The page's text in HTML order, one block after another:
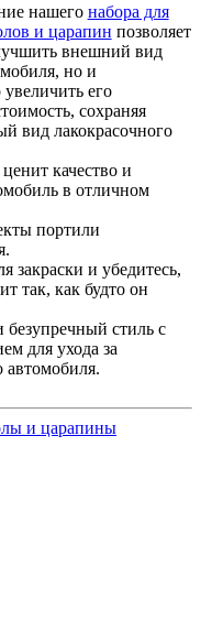
нашего набора для
и царапин позволяет
внешний вид
но и
увеличить его
сохраняя
вид лакокрасочного
качество и
в отличном
портили
закраски и убедитесь,
так, как будто он
безупречный стиль с
для ухода за
и царапины